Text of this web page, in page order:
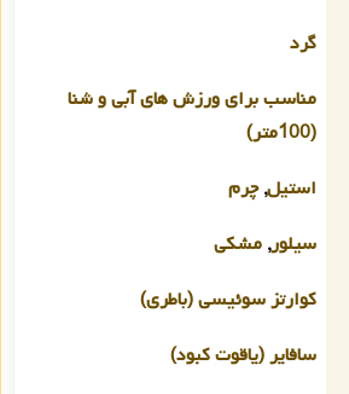
گرد
مناسب برای ورزش های آبی و شنا
(100متر)
استیل,چرم
سیلور, مشکی
کوارتز سوئیسی (باطری)
سافایر (یاقوت کبود)